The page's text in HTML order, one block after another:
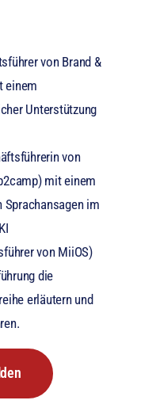
von Brand &
einem
Unterstützung
von
mit einem
Sprachansagen im
von MiiOS)
die
erläutern und